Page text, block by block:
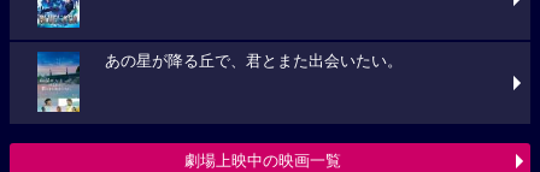
あの星が降る丘で、君とまた出会いたい。
劇場上映中の映画一覧